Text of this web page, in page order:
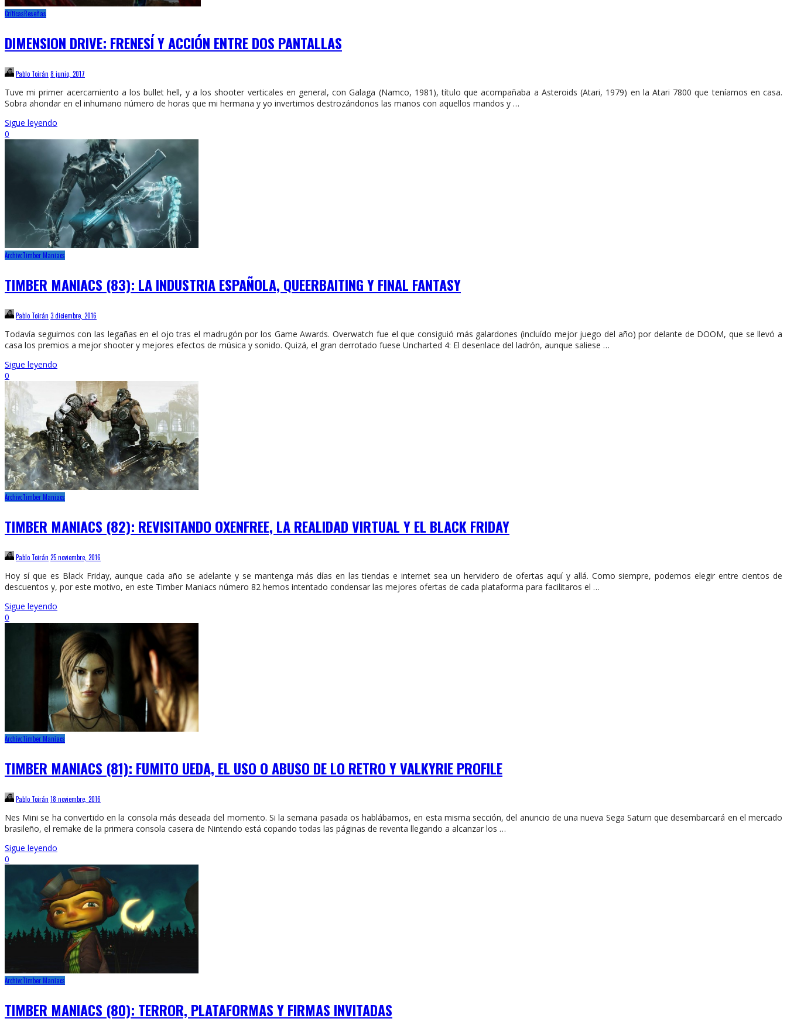
CríticasReseñas
DIMENSION DRIVE: FRENESÍ Y ACCIÓN ENTRE DOS PANTALLAS
Pablo Toirán 8 junio, 2017
Tuve mi primer acercamiento a los bullet hell, y a los shooter verticales en general, con Galaga (Namco, 1981), título que acompañaba a Asteroids (Atari, 1979) en la Atari 7800 que teníamos en casa.
Sobra ahondar en el inhumano número de horas que mi hermana y yo invertimos destrozándonos las manos con aquellos mandos y …
Sigue leyendo
0
ArchivoTimber Maniacs
TIMBER MANIACS (83): LA INDUSTRIA ESPAÑOLA, QUEERBAITING Y FINAL FANTASY
Pablo Toirán 3 diciembre, 2016
Todavía seguimos con las legañas en el ojo tras el madrugón por los Game Awards. Overwatch fue el que consiguió más galardones (incluído mejor juego del año) por delante de DOOM, que se llevó a
casa los premios a mejor shooter y mejores efectos de música y sonido. Quizá, el gran derrotado fuese Uncharted 4: El desenlace del ladrón, aunque saliese …
Sigue leyendo
0
ArchivoTimber Maniacs
TIMBER MANIACS (82): REVISITANDO OXENFREE, LA REALIDAD VIRTUAL Y EL BLACK FRIDAY
Pablo Toirán 25 noviembre, 2016
Hoy sí que es Black Friday, aunque cada año se adelante y se mantenga más días en las tiendas e internet sea un hervidero de ofertas aquí y allá. Como siempre, podemos elegir entre cientos de
descuentos y, por este motivo, en este Timber Maniacs número 82 hemos intentado condensar las mejores ofertas de cada plataforma para facilitaros el …
Sigue leyendo
0
ArchivoTimber Maniacs
TIMBER MANIACS (81): FUMITO UEDA, EL USO O ABUSO DE LO RETRO Y VALKYRIE PROFILE
Pablo Toirán 18 noviembre, 2016
Nes Mini se ha convertido en la consola más deseada del momento. Si la semana pasada os hablábamos, en esta misma sección, del anuncio de una nueva Sega Saturn que desembarcará en el mercado
brasileño, el remake de la primera consola casera de Nintendo está copando todas las páginas de reventa llegando a alcanzar los …
Sigue leyendo
0
ArchivoTimber Maniacs
TIMBER MANIACS (80): TERROR, PLATAFORMAS Y FIRMAS INVITADAS